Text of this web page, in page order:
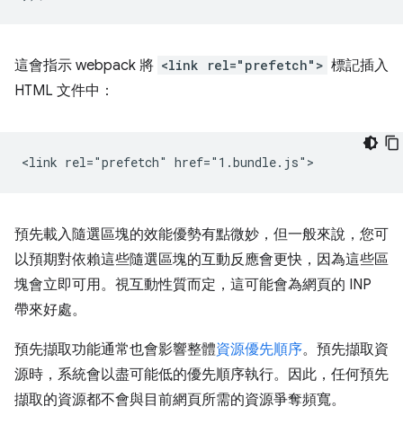
這會指示 webpack 將 <link rel="prefetch"> 標記插入
HTML 文件中：
預先載入隨選區塊的效能優勢有點微妙，但一般來說，您可
以預期對依賴這些隨選區塊的互動反應會更快，因為這些區
塊會立即可用。視互動性質而定，這可能會為網頁的 INP
帶來好處。
預先擷取功能通常也會影響整體資源優先順序。預先擷取資
源時，系統會以盡可能低的優先順序執行。因此，任何預先
擷取的資源都不會與目前網頁所需的資源爭奪頻寬。